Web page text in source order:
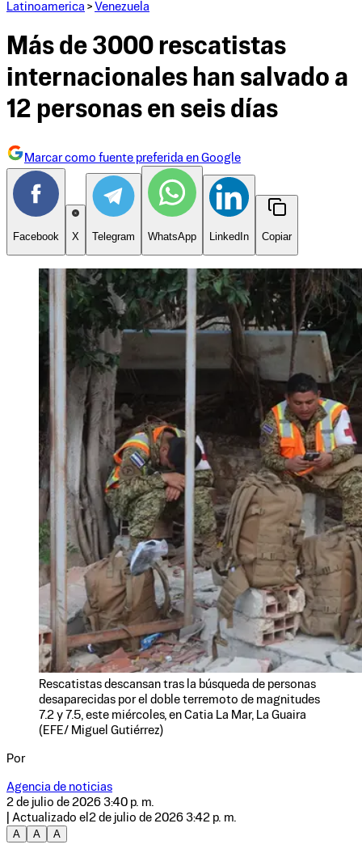
Latinoamerica > Venezuela
Más de 3000 rescatistas
internacionales han salvado a
12 personas en seis días
Marcar como fuente preferida en Google
Facebook X Telegram WhatsApp LinkedIn Copiar
Rescatistas descansan tras la búsqueda de personas
desaparecidas por el doble terremoto de magnitudes
7.2 y 7.5, este miércoles, en Catia La Mar, La Guaira
(EFE/ Miguel Gutiérrez)
Por
Agencia de noticias
2 de julio de 2026 3:40 p. m.
| Actualizado el 2 de julio de 2026 3:42 p. m.
A
A A